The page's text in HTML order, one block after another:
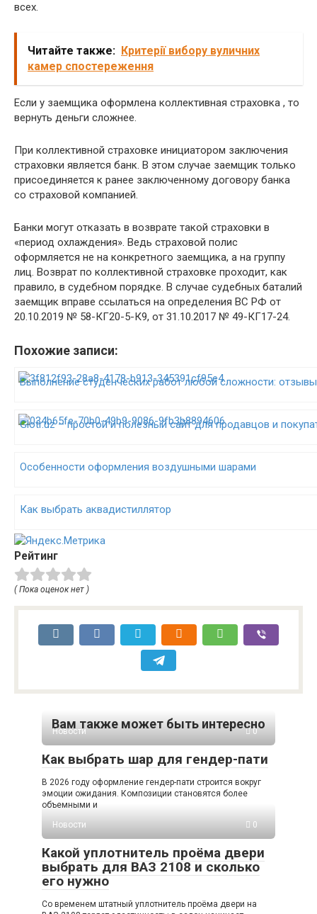
всех.
Читайте также: Критерії вибору вуличних
камер спостереження
Если у заемщика оформлена коллективная страховка , то
вернуть деньги сложнее.
При коллективной страховке инициатором заключения
страховки является банк. В этом случае заемщик только
присоединяется к ранее заключенному договору банка
со страховой компанией.
Банки могут отказать в возврате такой страховки в
«период охлаждения». Ведь страховой полис
оформляется не на конкретного заемщика, а на группу
лиц. Возврат по коллективной страховке проходит, как
правило, в судебном порядке. В случае судебных баталий
заемщик вправе ссылаться на определения ВС РФ от
20.10.2019 № 58-КГ20-5-К9, от 31.10.2017 № 49-КГ17-24.
Похожие записи:
Выполнение студенческих работ любой сложности:
Glotr.uz – простой и полезный сайт для продавцов и
Особенности оформления воздушными шарами
Как выбрать аквадистиллятор
Рейтинг
( Пока оценок нет )
Вам также может быть интересно
Новости 0
Как выбрать шар для гендер-пати
В 2026 году оформление гендер-пати строится вокруг
эмоции ожидания. Композиции становятся более
объемными и
Новости
0
Какой уплотнитель проёма двери
выбрать для ВАЗ 2108 и сколько
его нужно
Со временем штатный уплотнитель проёма двери на